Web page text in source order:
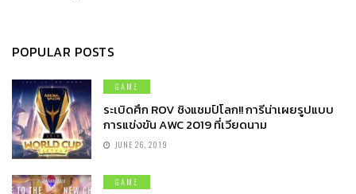
POPULAR POSTS
GAME
ระเบิดศึก ROV ชิงแชมป์โลก!! การีน่าเผยรูปแบบ
การแข่งขัน AWC 2019 ที่เวียดนาม
JUNE 26, 2019
GAME